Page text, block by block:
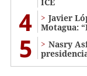
4
Javier
Motagua:
5
Nasry